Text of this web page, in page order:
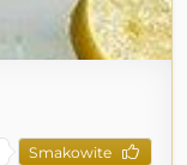
Smakowite